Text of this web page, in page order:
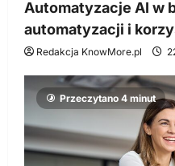
Automatyzacje AI w
automatyzacji i
Redakcja KnowMore.pl
Przeczytano 4 minut